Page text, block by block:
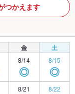
つかえます
金 土
8/14
◎
8/15
◎
8/21 8/22